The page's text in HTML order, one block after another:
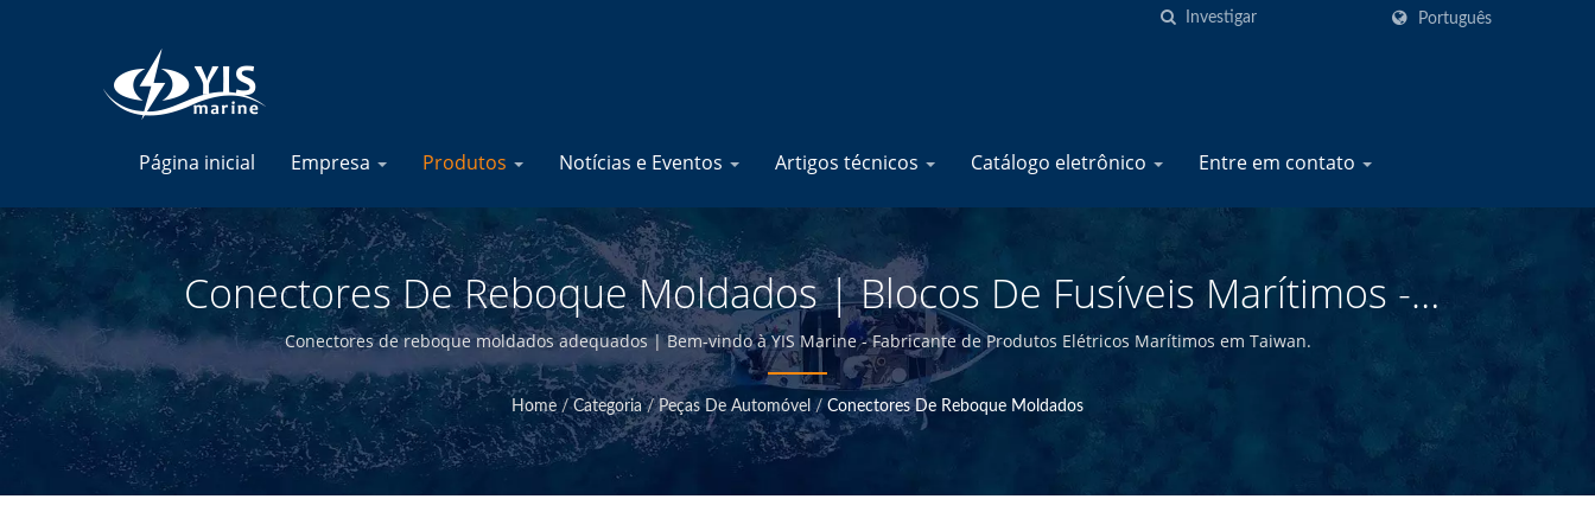
Português
Página inicial Empresa Produtos Notícias e Eventos Artigos técnicos Catálogo eletrônico Entre em contato
Conectores De Reboque Moldados | Blocos De Fusíveis Marítimos -
Fabricante De Produtos Elétricos Marítimos | YIS Marine
Conectores de reboque moldados adequados | Bem-vindo à YIS Marine - Fabricante de Produtos Elétricos Marítimos em Taiwan.
Home / Categoria / Peças De Automóvel / Conectores De Reboque Moldados